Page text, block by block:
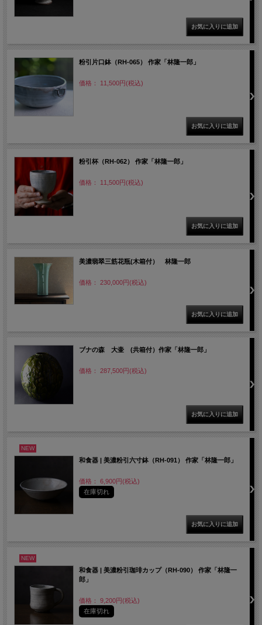
粉引片口鉢（RH-065） 作家「林隆一郎」
価格： 11,500円(税込)
粉引杯（RH-062） 作家「林隆一郎」
価格： 11,500円(税込)
美濃翡翠三筋花瓶(木箱付） 林隆一郎
価格： 230,000円(税込)
ブナの森 大壷 (共箱付）作家「林隆一郎」
価格： 287,500円(税込)
NEW
和食器 | 美濃粉引六寸鉢（RH-091） 作家「林隆一郎」
価格： 6,900円(税込)
在庫切れ
NEW
和食器 | 美濃粉引珈琲カップ（RH-090） 作家「林隆一
郎」
価格： 9,200円(税込)
在庫切れ